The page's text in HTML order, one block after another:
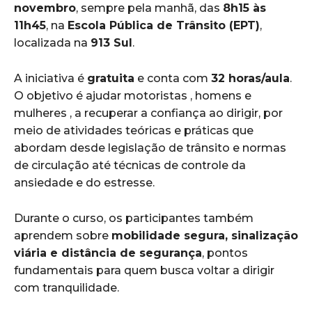
novembro, sempre pela manhã, das 8h15 às
11h45, na Escola Pública de Trânsito (EPT),
localizada na 913 Sul.
A iniciativa é gratuita e conta com 32 horas/aula.
O objetivo é ajudar motoristas , homens e
mulheres , a recuperar a confiança ao dirigir, por
meio de atividades teóricas e práticas que
abordam desde legislação de trânsito e normas
de circulação até técnicas de controle da
ansiedade e do estresse.
Durante o curso, os participantes também
aprendem sobre mobilidade segura, sinalização
viária e distância de segurança, pontos
fundamentais para quem busca voltar a dirigir
com tranquilidade.